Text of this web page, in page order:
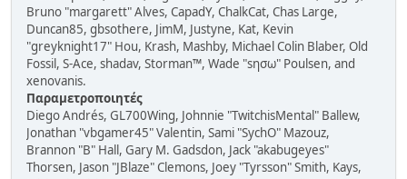
Bruno "margarett" Alves, CapadY, ChalkCat, Chas Large,
Duncan85, gbsothere, JimM, Justyne, Kat, Kevin
"greyknight17" Hou, Krash, Mashby, Michael Colin Blaber, Old
Fossil, S-Ace, shadav, Storman™, Wade "sησω" Poulsen, and
xenovanis.
Παραμετροποιητές
Diego Andrés, GL700Wing, Johnnie "TwitchisMental" Ballew,
Jonathan "vbgamer45" Valentin, Sami "SychO" Mazouz,
Brannon "B" Hall, Gary M. Gadsdon, Jack "akabugeyes"
Thorsen, Jason "JBlaze" Clemons, Joey "Tyrsson" Smith, Kays,